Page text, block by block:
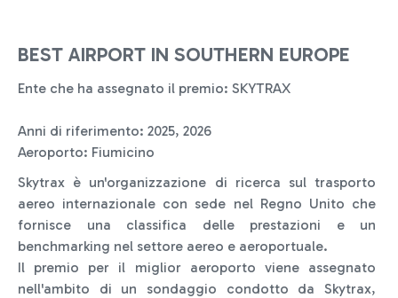
BEST AIRPORT IN SOUTHERN EUROPE
Ente che ha assegnato il premio: SKYTRAX
Anni di riferimento: 2025, 2026
Aeroporto: Fiumicino
Skytrax è un'organizzazione di ricerca sul trasporto
aereo internazionale con sede nel Regno Unito che
fornisce una classifica delle prestazioni e un
benchmarking nel settore aereo e aeroportuale.
Il premio per il miglior aeroporto viene assegnato
nell'ambito di un sondaggio condotto da Skytrax,